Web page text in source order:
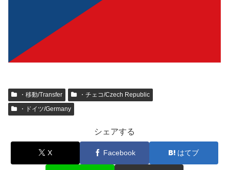
・移動/Transfer
・チェコ/Czech Republic
・ドイツ/Germany
シェアする
X Facebook はてブ